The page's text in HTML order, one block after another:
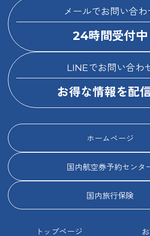
メールでお問い合わ
24時間受付中
LINEでお問い合わ
お得な情報を配
ホームページ
国内航空券予約センタ
国内旅行保険
トップページ